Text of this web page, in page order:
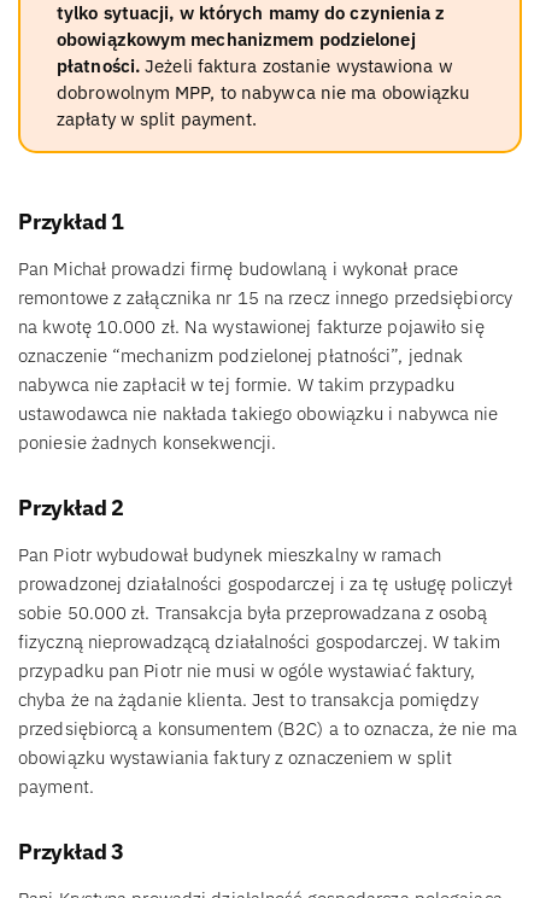
tylko sytuacji, w których mamy do czynienia z
obowiązkowym mechanizmem podzielonej
płatności. Jeżeli faktura zostanie wystawiona w
dobrowolnym MPP, to nabywca nie ma obowiązku
zapłaty w split payment.
Przykład 1
Pan Michał prowadzi firmę budowlaną i wykonał prace
remontowe z załącznika nr 15 na rzecz innego przedsiębiorcy
na kwotę 10.000 zł. Na wystawionej fakturze pojawiło się
oznaczenie “mechanizm podzielonej płatności”, jednak
nabywca nie zapłacił w tej formie. W takim przypadku
ustawodawca nie nakłada takiego obowiązku i nabywca nie
poniesie żadnych konsekwencji.
Przykład 2
Pan Piotr wybudował budynek mieszkalny w ramach
prowadzonej działalności gospodarczej i za tę usługę policzył
sobie 50.000 zł. Transakcja była przeprowadzana z osobą
fizyczną nieprowadzącą działalności gospodarczej. W takim
przypadku pan Piotr nie musi w ogóle wystawiać faktury,
chyba że na żądanie klienta. Jest to transakcja pomiędzy
przedsiębiorcą a konsumentem (B2C) a to oznacza, że nie ma
obowiązku wystawiania faktury z oznaczeniem w split
payment.
Przykład 3